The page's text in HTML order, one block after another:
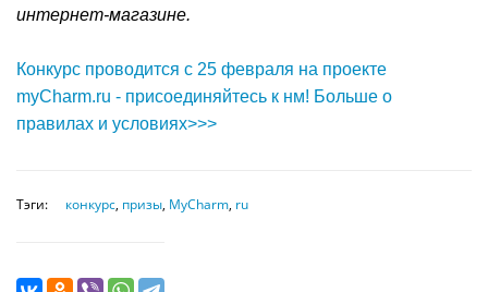
интернет-магазине.
Конкурс проводится с 25 февраля на проекте
myCharm.ru - присоединяйтесь к нм! Больше о
правилах и условиях>>>
Тэги: конкурс, призы, MyCharm, ru